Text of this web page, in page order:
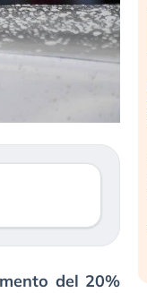
del 20%
lo scoppio
retail (…)